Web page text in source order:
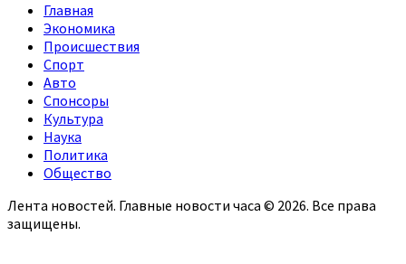
Главная
Экономика
Происшествия
Спорт
Авто
Спонсоры
Культура
Наука
Политика
Общество
Лента новостей. Главные новости часа © 2026. Все права
защищены.